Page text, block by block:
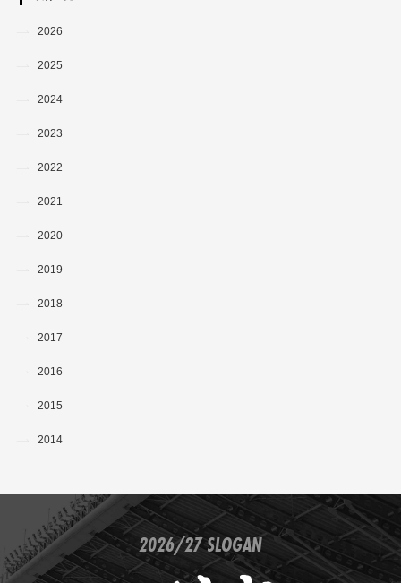
2026
2025
2024
2023
2022
2021
2020
2019
2018
2017
2016
2015
2014
2026/27 SLOGAN